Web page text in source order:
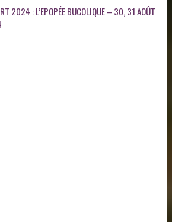
2024 : L’EPOPÉE BUCOLIQUE – 30, 31 AOÛT